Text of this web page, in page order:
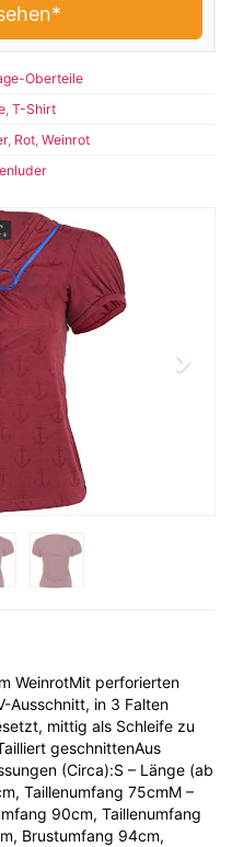
Oberteile
, T-Shirt
, Rot, Weinrot
WeinrotMit perforierten
Ausschnitt, in 3 Falten
mittig als Schleife zu
geschnittenAus
(Circa):S – Länge (ab
Taillenumfang 75cmM –
90cm, Taillenumfang
Brustumfang 94cm,